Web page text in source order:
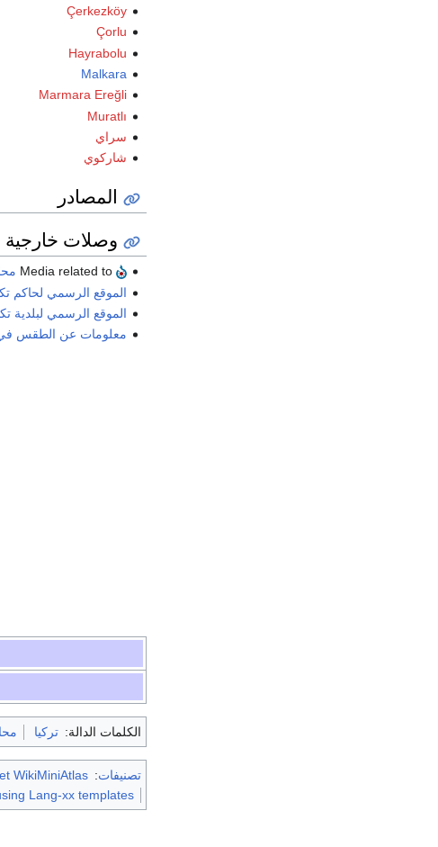
Çerkezköy
Çorlu
Hayrabolu
Malkara
Marmara Ereğli
Muratlı
سراي
شاركوي
المصادر
وصلات خارجية
Media related to
الموقع الرسمي لحاكم
الموقع الرسمي لبلدية
معلومات عن الطقس في
الكلمات الدالة: تركيا
تصنيفات:
WikiMiniAtlas
Lang-xx templates